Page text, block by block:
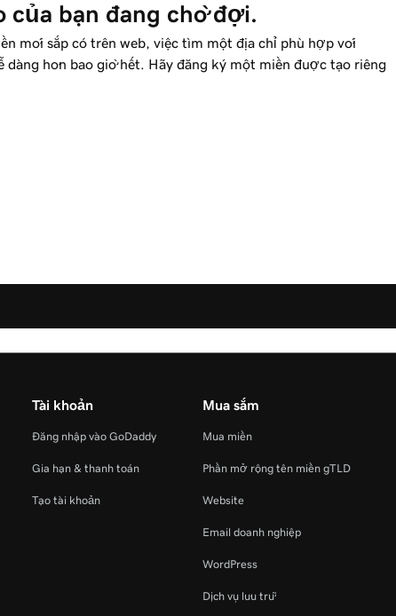
của bạn đang chờ đợi.
mới sắp có trên web, việc tìm một địa chỉ phù hợp với
dàng hơn bao giờ hết. Hãy đăng ký một miền được tạo riêng
Tài khoản
Đăng nhập vào GoDaddy
Gia hạn & thanh toán
Tạo tài khoản
Mua sắm
Mua miền
Phần mở rộng tên miền gTLD
Website
Email doanh nghiệp
WordPress
Dịch vụ lưu trữ